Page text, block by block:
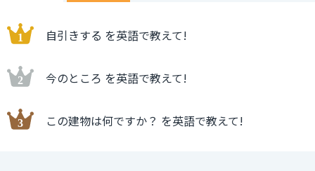
自引きする を英語で教えて!
今のところ を英語で教えて!
この建物は何ですか？ を英語で教えて!